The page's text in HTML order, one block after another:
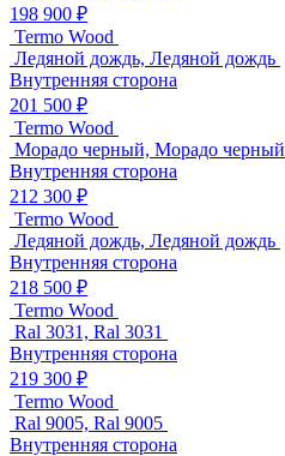
198 900 ₽
Termo Wood
Ледяной дождь, Ледяной дождь
Внутренняя сторона
201 500 ₽
Termo Wood
Морадо черный, Морадо черный
Внутренняя сторона
212 300 ₽
Termo Wood
Ледяной дождь, Ледяной дождь
Внутренняя сторона
218 500 ₽
Termo Wood
Ral 3031, Ral 3031
Внутренняя сторона
219 300 ₽
Termo Wood
Ral 9005, Ral 9005
Внутренняя сторона